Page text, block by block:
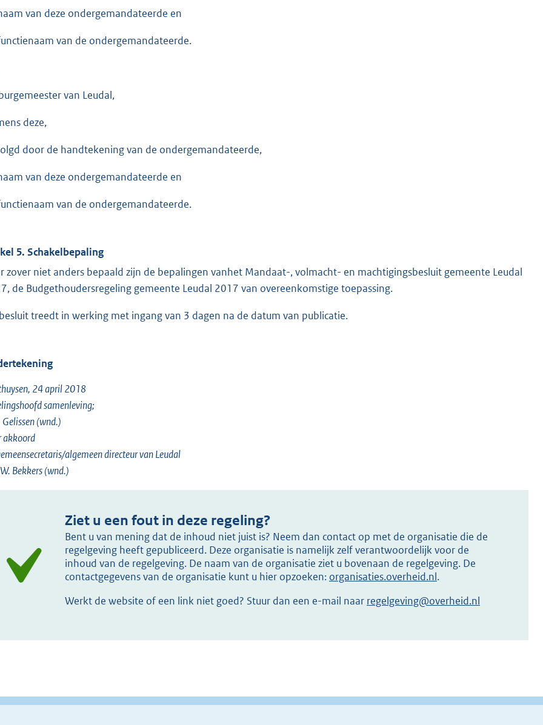
van deze ondergemandateerde en
van de ondergemandateerde.
van Leudal,
deze,
door de handtekening van de ondergemandateerde,
van deze ondergemandateerde en
van de ondergemandateerde.
5. Schakelbepaling
zover niet anders bepaald zijn de bepalingen vanhet Mandaat-, volmacht- en machtigingsbesluit gemeente Leudal
de Budgethoudersregeling gemeente Leudal 2017 van overeenkomstige toepassing.
treedt in werking met ingang van 3 dagen na de datum van publicatie.
24 april 2018
samenleving;
Gelissen (wnd.)
akkoord
algemeen directeur van Leudal
Bekkers (wnd.)
Ziet u een fout in deze regeling?
Bent u van mening dat de inhoud niet juist is? Neem dan contact op met de organisatie die de
regelgeving heeft gepubliceerd. Deze organisatie is namelijk zelf verantwoordelijk voor de
inhoud van de regelgeving. De naam van de organisatie ziet u bovenaan de regelgeving. De
contactgegevens van de organisatie kunt u hier opzoeken: organisaties.overheid.nl.
Werkt de website of een link niet goed? Stuur dan een e-mail naar regelgeving@overheid.nl